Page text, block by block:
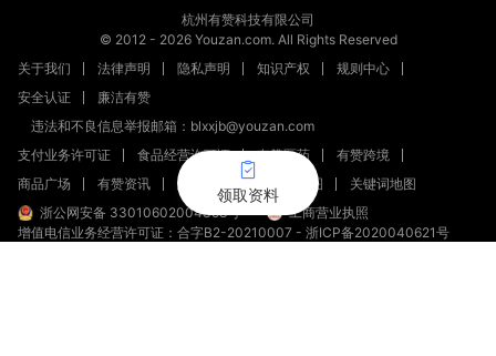
领取资料
杭州有赞科技有限公司
© 2012 - 2026Youzan.com. All Rights Reserved
关于我们
法律声明 隐私声明 知识产权
规则中心
安全认证
廉洁有赞
违法和不良信息举报邮箱：blxxjb@youzan.com
支付业务许可证
食品经营许可证 有赞医药
有赞跨境
商品广场
有赞资讯 新零售文章 站点地图
关键词地图
浙公网安备 33010602004358号
工商营业执照
增值电信业务经营许可证：合字B2-20210007 - 浙ICP备2020040621号